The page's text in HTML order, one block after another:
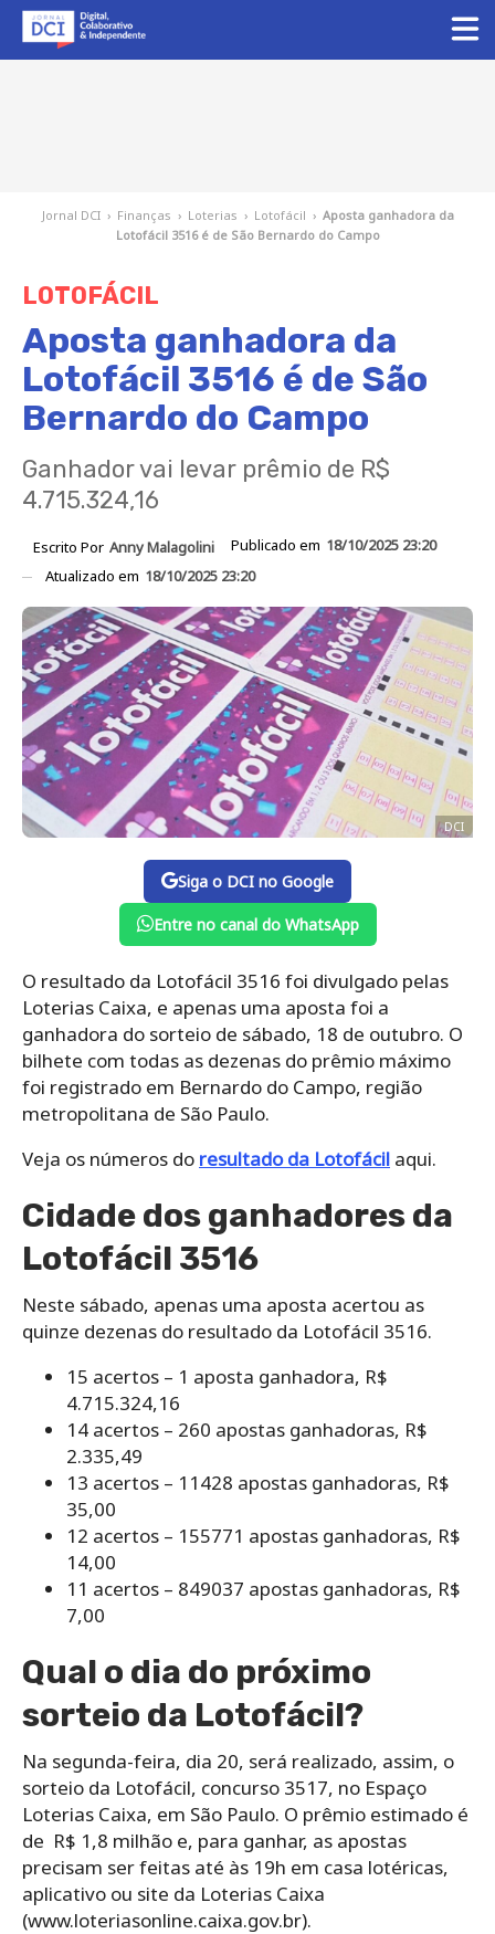
Jornal DCI › Finanças › Loterias › Lotofácil › Aposta ganhadora da
Lotofácil 3516 é de São Bernardo do Campo
LOTOFÁCIL
Aposta ganhadora da
Lotofácil 3516 é de São
Bernardo do Campo
Ganhador vai levar prêmio de R$
4.715.324,16
Escrito Por Anny Malagolini Publicado em 18/10/2025 23:20
Atualizado em 18/10/2025 23:20
DCI
Siga o DCI no Google
Entre no canal do WhatsApp
O resultado da Lotofácil 3516 foi divulgado pelas
Loterias Caixa, e apenas uma aposta foi a
ganhadora do sorteio de sábado, 18 de outubro. O
bilhete com todas as dezenas do prêmio máximo
foi registrado em Bernardo do Campo, região
metropolitana de São Paulo.
Veja os números do resultado da Lotofácil aqui.
Cidade dos ganhadores da
Lotofácil 3516
Neste sábado, apenas uma aposta acertou as
quinze dezenas do resultado da Lotofácil 3516.
15 acertos – 1 aposta ganhadora, R$
4.715.324,16
14 acertos – 260 apostas ganhadoras, R$
2.335,49
13 acertos – 11428 apostas ganhadoras, R$
35,00
12 acertos – 155771 apostas ganhadoras, R$
14,00
11 acertos – 849037 apostas ganhadoras, R$
7,00
Qual o dia do próximo
sorteio da Lotofácil?
Na segunda-feira, dia 20, será realizado, assim, o
sorteio da Lotofácil, concurso 3517, no Espaço
Loterias Caixa, em São Paulo. O prêmio estimado é
de R$ 1,8 milhão e, para ganhar, as apostas
precisam ser feitas até às 19h em casa lotéricas,
aplicativo ou site da Loterias Caixa
(www.loteriasonline.caixa.gov.br).